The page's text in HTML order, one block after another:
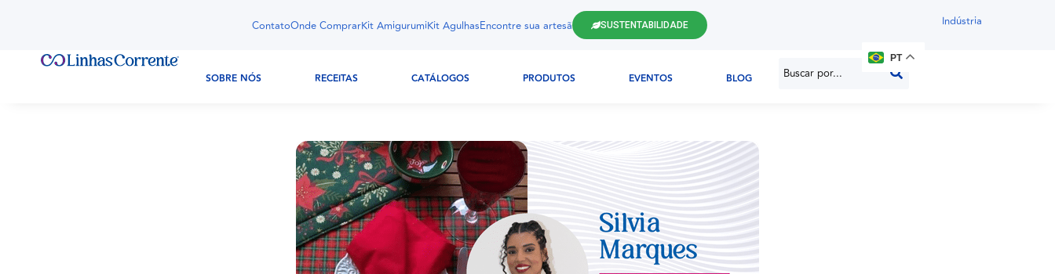
ContatoOnde ComprarKit AmigurumiKit AgulhasEncontre sua artesã SUSTENTABILIDADE Indústria
SOBRE NÓS RECEITAS CATÁLOGOS PRODUTOS EVENTOS BLOG
PT